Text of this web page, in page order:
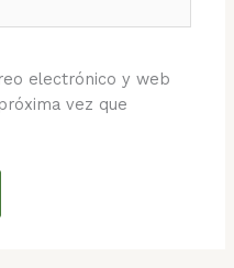
electrónico y web
vez que